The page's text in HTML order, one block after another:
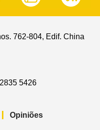
762-804, Edif. China
5426
Opiniões